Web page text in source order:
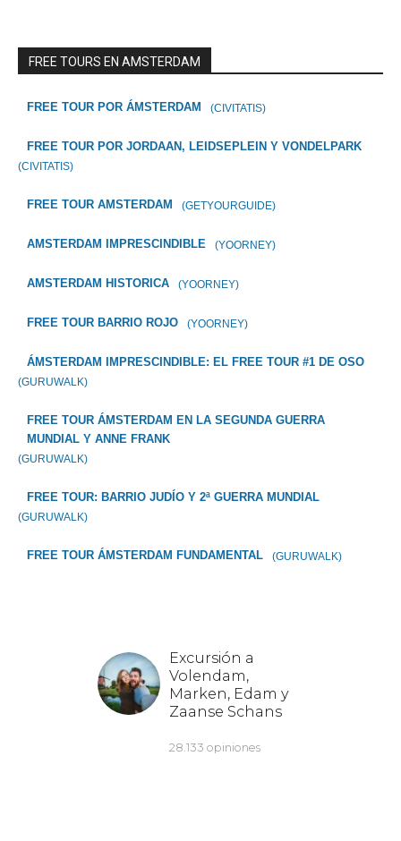
FREE TOURS EN AMSTERDAM
FREE TOUR POR ÁMSTERDAM (CIVITATIS)
FREE TOUR POR JORDAAN, LEIDSEPLEIN Y VONDELPARK
(CIVITATIS)
FREE TOUR AMSTERDAM (GETYOURGUIDE)
AMSTERDAM IMPRESCINDIBLE (YOORNEY)
AMSTERDAM HISTORICA (YOORNEY)
FREE TOUR BARRIO ROJO (YOORNEY)
ÁMSTERDAM IMPRESCINDIBLE: EL FREE TOUR #1 DE OSO
(GURUWALK)
FREE TOUR ÁMSTERDAM EN LA SEGUNDA GUERRA
MUNDIAL Y ANNE FRANK
(GURUWALK)
FREE TOUR: BARRIO JUDÍO Y 2ª GUERRA MUNDIAL
(GURUWALK)
FREE TOUR ÁMSTERDAM FUNDAMENTAL (GURUWALK)